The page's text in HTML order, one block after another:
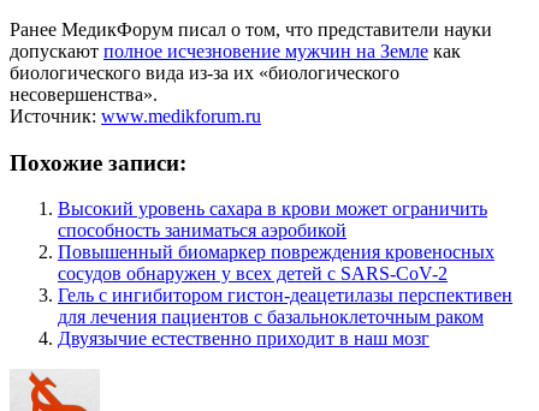
Ранее МедикФорум писал о том, что представители науки
допускают полное исчезновение мужчин на Земле как
биологического вида из-за их «биологического
несовершенства».
Источник: www.medikforum.ru
Похожие записи:
Высокий уровень сахара в крови может ограничить
способность заниматься аэробикой
Повышенный биомаркер повреждения кровеносных
сосудов обнаружен у всех детей с SARS-CoV-2
Гель с ингибитором гистон-деацетилазы перспективен
для лечения пациентов с базальноклеточным раком
Двуязычие естественно приходит в наш мозг